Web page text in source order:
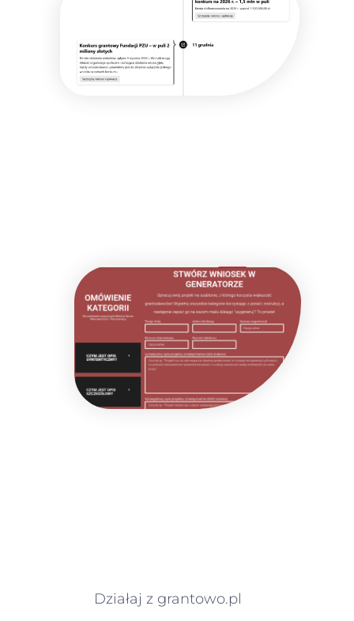
Działaj z grantowo.pl